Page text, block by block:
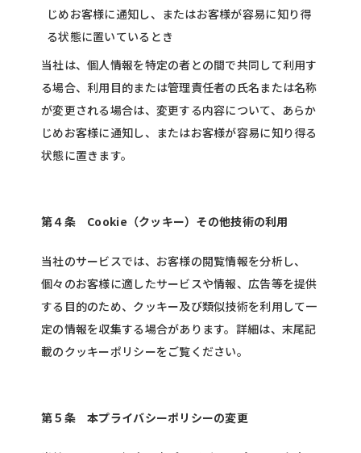
じめお客様に通知し、またはお客様が容易に知り得
る状態に置いているとき
当社は、個人情報を特定の者との間で共同して利用す
る場合、利用目的または管理責任者の氏名または名称
が変更される場合は、変更する内容について、あらか
じめお客様に通知し、またはお客様が容易に知り得る
状態に置きます。
第４条 Cookie（クッキー）その他技術の利用
当社のサービスでは、お客様の閲覧情報を分析し、
個々のお客様に適したサービスや情報、広告等を提供
する目的のため、クッキー及び類似技術を利用して一
定の情報を収集する場合があります。詳細は、末尾記
載のクッキーポリシーをご覧ください。
第５条 本プライバシーポリシーの変更